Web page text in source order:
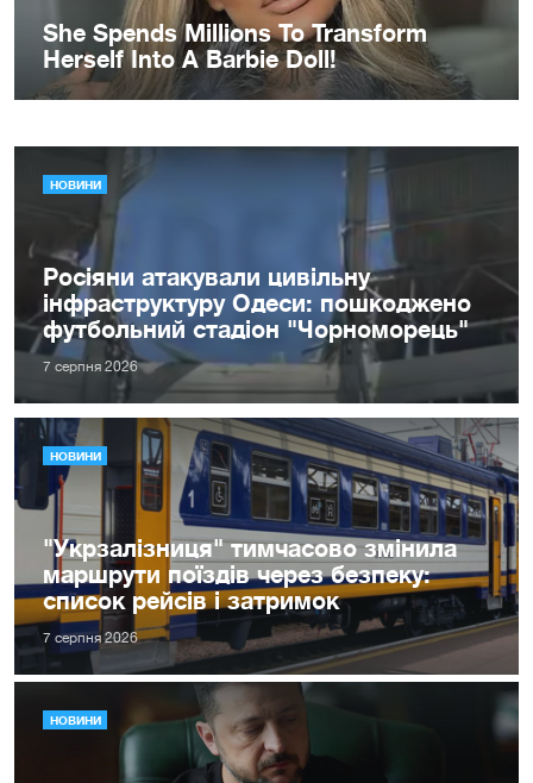
НОВИНИ
Росіяни атакували цивільну
інфраструктуру Одеси: пошкоджено
футбольний стадіон "Чорноморець"
7 серпня 2026
НОВИНИ
"Укрзалізниця" тимчасово змінила
маршрути поїздів через безпеку:
список рейсів і затримок
7 серпня 2026
НОВИНИ